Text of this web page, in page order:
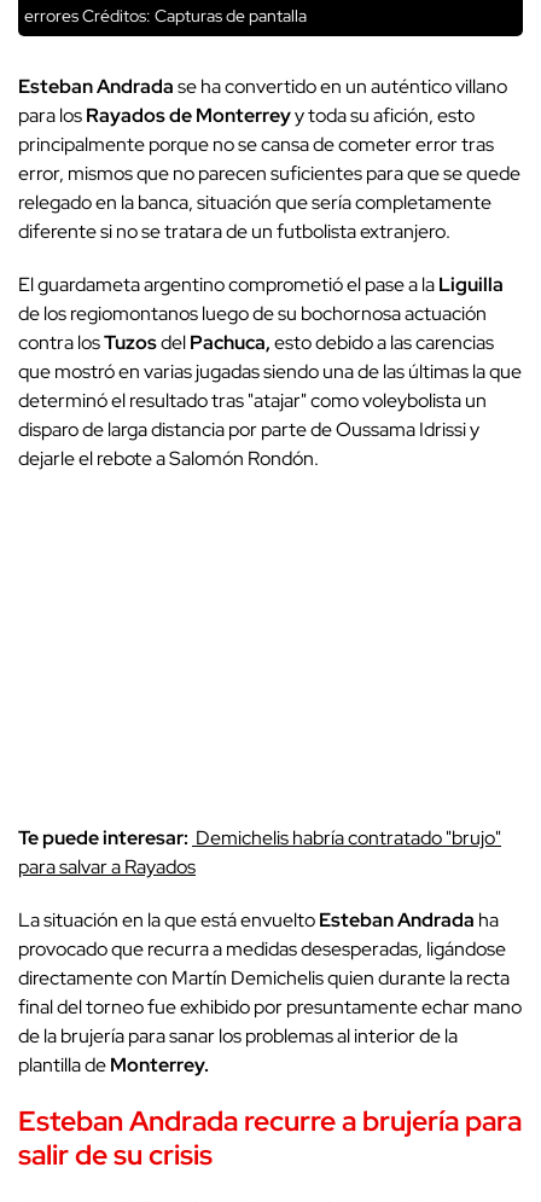
erroresCréditos: Capturas de pantalla
Esteban Andradase ha convertido en un auténtico villano
para losRayadosdeMonterreyy toda su afición, esto
principalmente porque no se cansa de cometer error tras
error, mismos que no parecen suficientes para que se quede
relegado en la banca, situación que sería completamente
diferente si no se tratara de un futbolista extranjero.
El guardameta argentino comprometió el pase a laLiguilla
de los regiomontanos luego de su bochornosa actuación
contra losTuzosdelPachuca,esto debido a las carencias
que mostró en varias jugadas siendo una de las últimas la que
determinó el resultado tras "atajar" como voleybolista un
disparo de larga distancia por parte de Oussama Idrissi y
dejarle el rebote a Salomón Rondón.
Te puede interesar: Demichelis habría contratado "brujo"
para salvar a Rayados
La situación en la que está envueltoEsteban Andrada ha
provocado que recurra a medidas desesperadas, ligándose
directamente con Martín Demichelis quien durante la recta
final del torneo fue exhibido por presuntamente echar mano
de la brujería para sanar los problemas al interior de la
plantilla deMonterrey.
Esteban Andrada recurre a brujería para
salir de su crisis